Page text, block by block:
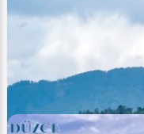
Image Akarsular -
Ahmet Bozdemir